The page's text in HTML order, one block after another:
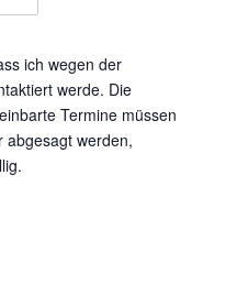
ich wegen der
werde. Die
Termine müssen
abgesagt werden,